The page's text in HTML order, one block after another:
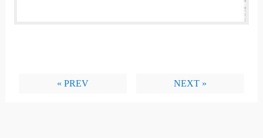
« PREV NEXT »